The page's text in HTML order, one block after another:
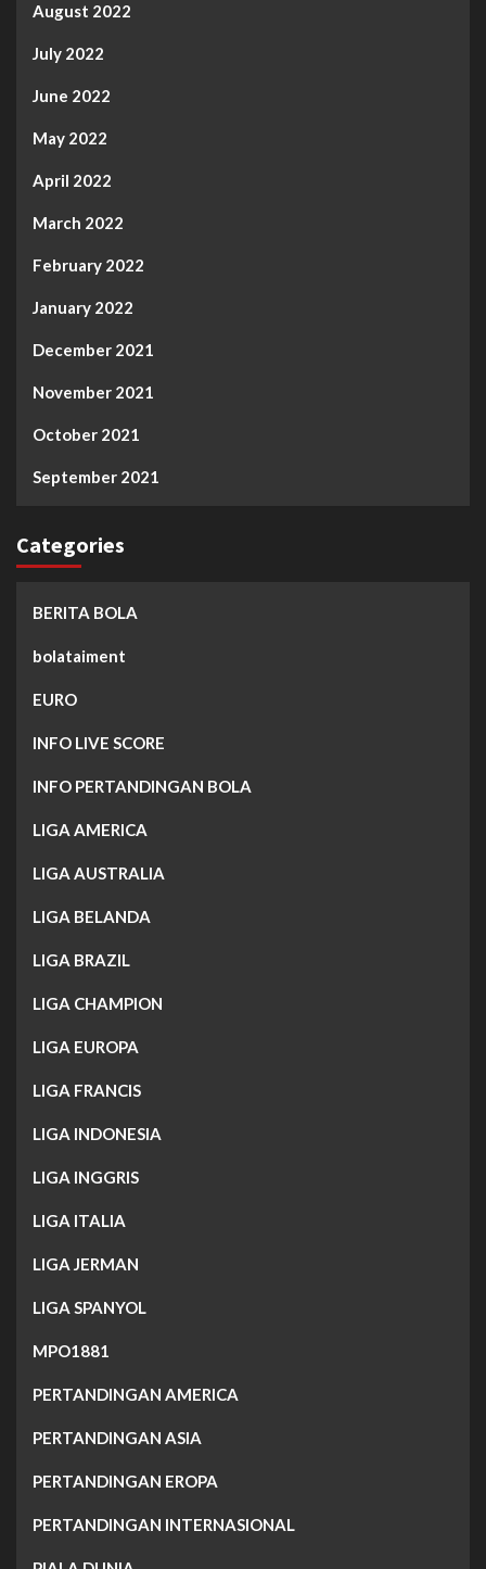
August 2022
July 2022
June 2022
May 2022
April 2022
March 2022
February 2022
January 2022
December 2021
November 2021
October 2021
September 2021
Categories
BERITA BOLA
bolataiment
EURO
INFO LIVE SCORE
INFO PERTANDINGAN BOLA
LIGA AMERICA
LIGA AUSTRALIA
LIGA BELANDA
LIGA BRAZIL
LIGA CHAMPION
LIGA EUROPA
LIGA FRANCIS
LIGA INDONESIA
LIGA INGGRIS
LIGA ITALIA
LIGA JERMAN
LIGA SPANYOL
MPO1881
PERTANDINGAN AMERICA
PERTANDINGAN ASIA
PERTANDINGAN EROPA
PERTANDINGAN INTERNASIONAL